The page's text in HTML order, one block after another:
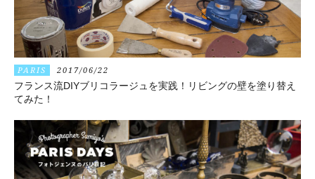
PARIS 2017/06/22
フランス流DIYブリコラージュを実践！リビングの壁を塗り替え
てみた！